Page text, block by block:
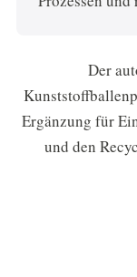
Der
Ergänzung für
und den